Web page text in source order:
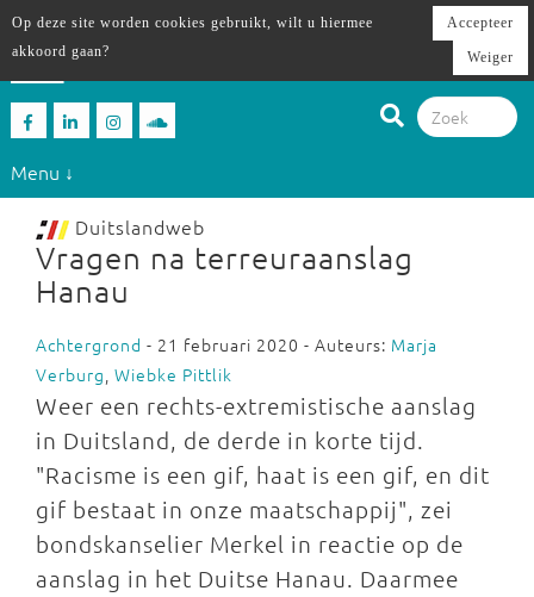
Menu ↓
Duitslandweb
Vragen na terreuraanslag
Hanau
Achtergrond - 21 februari 2020 - Auteurs: Marja
Verburg, Wiebke Pittlik
Weer een rechts-extremistische aanslag
in Duitsland, de derde in korte tijd.
"Racisme is een gif, haat is een gif, en dit
gif bestaat in onze maatschappij", zei
bondskanselier Merkel in reactie op de
aanslag in het Duitse Hanau. Daarmee
Op deze site worden cookies gebruikt, wilt u hiermee
akkoord gaan?
Accepteer
Weiger